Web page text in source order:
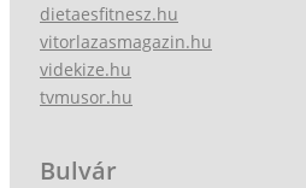
dietaesfitnesz.hu
vitorlazasmagazin.hu
videkize.hu
tvmusor.hu
Bulvár